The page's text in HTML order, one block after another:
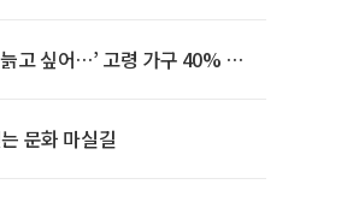
고 싶어…’ 고령 가구 40% 노
문화 마실길